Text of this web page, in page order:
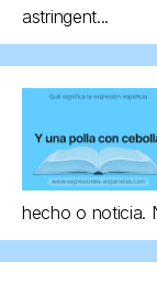
astringent...
hecho o noticia.